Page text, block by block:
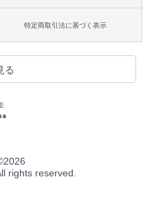
特定商取引法に基づく表示
る
2026
rights reserved.